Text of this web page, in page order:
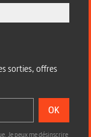
sorties, offres
OK
Je peux me désinscrire